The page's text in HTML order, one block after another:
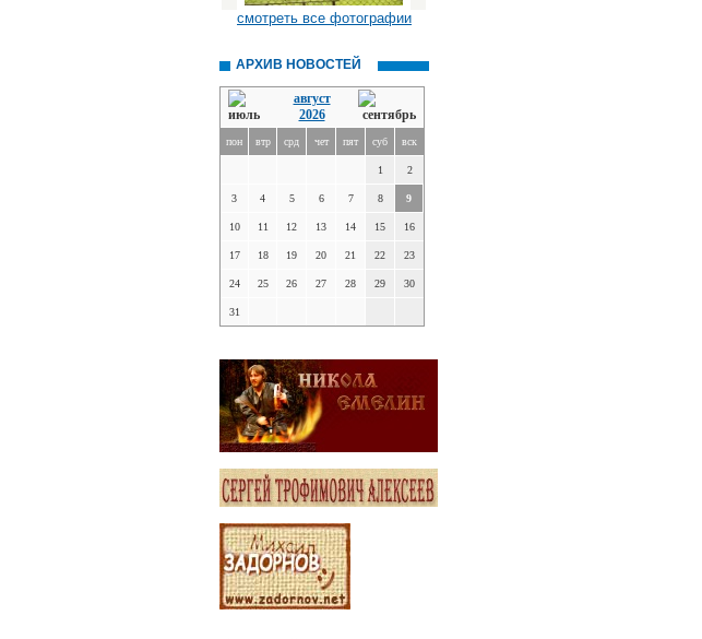
смотреть все фотографии
АРХИВ НОВОСТЕЙ
август
2026
пон втр срд чет пят суб вск
1 2
3 4 5 6 7 8 9
10 11 12 13 14 15 16
17 18 19 20 21 22 23
24 25 26 27 28 29 30
31